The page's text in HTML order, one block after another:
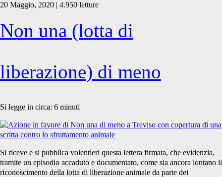
Tag:
<span>industria
della
carne</span>
20 Maggio, 2020 | 4.950 letture
Non una (lotta di
liberazione) di meno
Si legge in circa: 6 minuti
Si riceve e si pubblica volentieri questa lettera firmata, che evidenzia,
tramite un episodio accaduto e documentato, come sia ancora lontano il
riconoscimento della lotta di liberazione animale da parte dei